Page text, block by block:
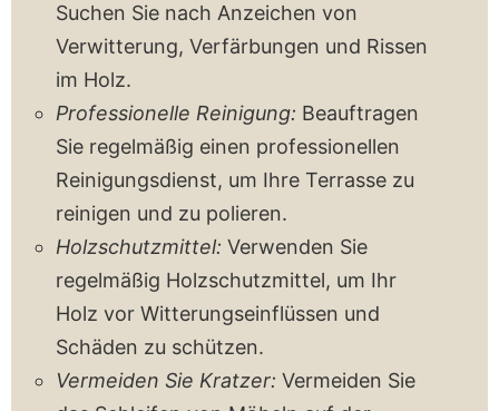
Suchen Sie nach Anzeichen von
Verwitterung, Verfärbungen und Rissen
im Holz.
Professionelle Reinigung: Beauftragen
Sie regelmäßig einen professionellen
Reinigungsdienst, um Ihre Terrasse zu
reinigen und zu polieren.
Holzschutzmittel: Verwenden Sie
regelmäßig Holzschutzmittel, um Ihr
Holz vor Witterungseinflüssen und
Schäden zu schützen.
Vermeiden Sie Kratzer: Vermeiden Sie